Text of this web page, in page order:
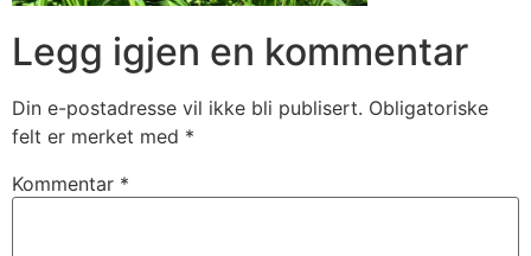
Legg igjen en kommentar
Din e-postadresse vil ikke bli publisert. Obligatoriske
felt er merket med *
Kommentar *